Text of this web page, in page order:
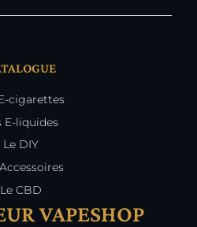
cigarettes
E-liquides
Le DIY
Le CBD
VAPESHOP